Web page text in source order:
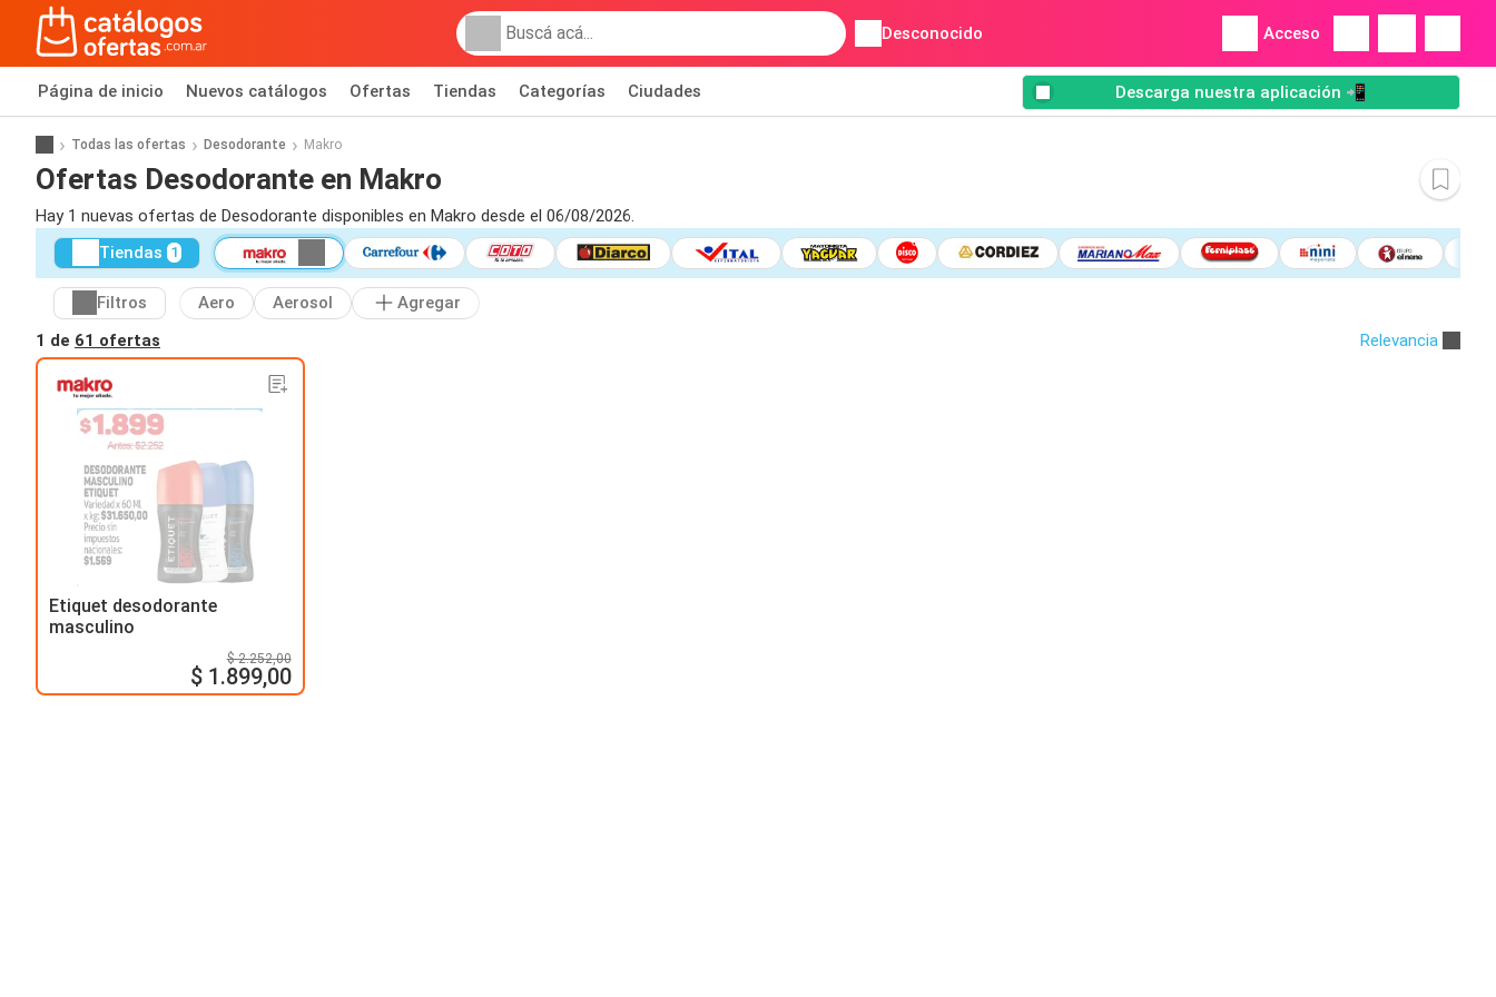
Desconocido Acceso
Página de inicio Nuevos catálogos Ofertas Tiendas Categorías Ciudades Descarga nuestra aplicación 📲
Todas las ofertas Desodorante Makro
Ofertas Desodorante en Makro
Hay 1 nuevas ofertas de Desodorante disponibles en Makro desde el 06/08/2026.
Tiendas 1
Filtros Aero Aerosol
Agregar
1 de 61 ofertas Relevancia
Etiquet desodorante
masculino
$ 2.252,00
$ 1.899,00